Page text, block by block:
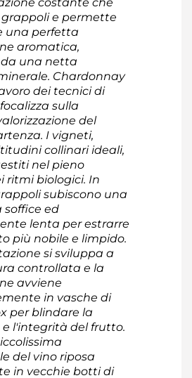
e permette
una perfetta
aromatica,
una netta
Chardonnay
dei tecnici di
sulla
del
I vigneti,
collinari ideali,
nel pieno
ritmi biologici. In
subiscono una
soffice ed
lenta per estrarre
più nobile e limpido.
si sviluppa a
controllata e la
avviene
in vasche di
per blindare la
e l'integrità del frutto.
del vino riposa
in vecchie botti di